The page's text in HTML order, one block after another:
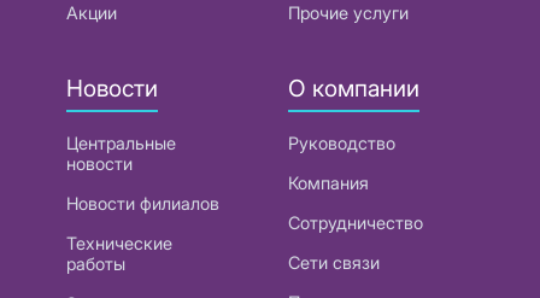
Акции
Прочие услуги
Новости
Центральные
новости
Новости филиалов
Технические
работы
О компании
Руководство
Компания
Сотрудничество
Сети связи